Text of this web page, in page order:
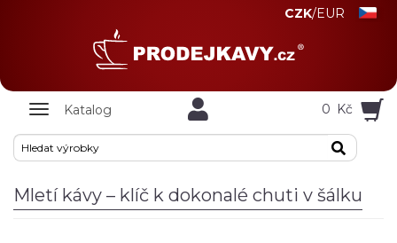
CZK/EUR
Zobrazit
Katalog 0 Kč
Mletí kávy – klíč k dokonalé chuti v šálku